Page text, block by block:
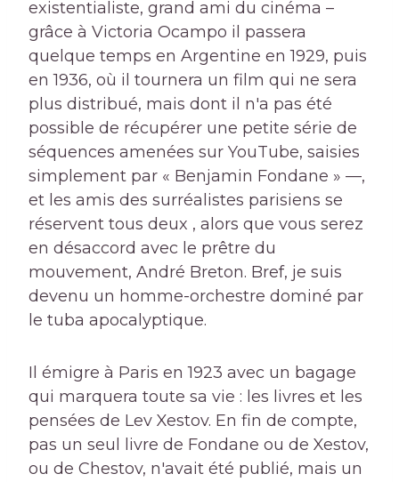
existentialiste, grand ami du cinéma –
grâce à Victoria Ocampo il passera
quelque temps en Argentine en 1929, puis
en 1936, où il tournera un film qui ne sera
plus distribué, mais dont il n'a pas été
possible de récupérer une petite série de
séquences amenées sur YouTube, saisies
simplement par « Benjamin Fondane » —,
et les amis des surréalistes parisiens se
réservent tous deux , alors que vous serez
en désaccord avec le prêtre du
mouvement, André Breton. Bref, je suis
devenu un homme-orchestre dominé par
le tuba apocalyptique.
Il émigre à Paris en 1923 avec un bagage
qui marquera toute sa vie : les livres et les
pensées de Lev Xestov. En fin de compte,
pas un seul livre de Fondane ou de Xestov,
ou de Chestov, n'avait été publié, mais un